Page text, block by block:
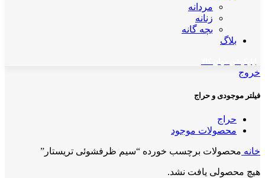
مردانه
زنانه
بچه گانه
بلاگ
خروج
فیلتر موجودی و حراج
حراج
محصولات موجود
خانه محصولات برچسب خورده “سیم ظرفشوئی تریستار”
هیچ محصولی یافت نشد.